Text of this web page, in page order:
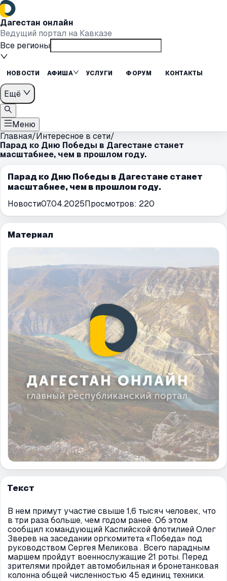
Дагестан онлайн
Ведущий портал на Кавказе
Все регионы
НОВОСТИ АФИША УСЛУГИ ФОРУМ КОНТАКТЫ
Ещё
Меню
Главная/Интересное в сети/
Парад ко Дню Победы в Дагестане станет
масштабнее, чем в прошлом году.
Парад ко Дню Победы в Дагестане станет
масштабнее, чем в прошлом году.
Новости07.04.2025Просмотров: 220
Материал
Текст
В нем примут участие свыше 1,6 тысяч человек, что
в три раза больше, чем годом ранее. Об этом
сообщил командующий Каспийской флотилией Олег
Зверев на заседании оргкомитета «Победа» под
руководством Сергея Меликова . Всего парадным
маршем пройдут военнослужащие 21 роты. Перед
зрителями пройдет автомобильная и бронетанковая
колонна общей численностью 45 единиц техники.